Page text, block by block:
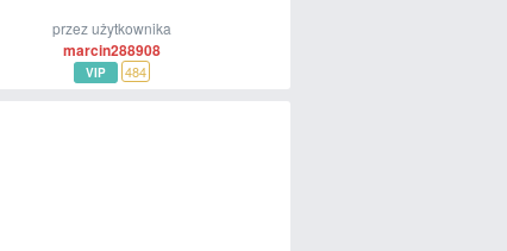
przez użytkownika
marcin288908
VIP 484